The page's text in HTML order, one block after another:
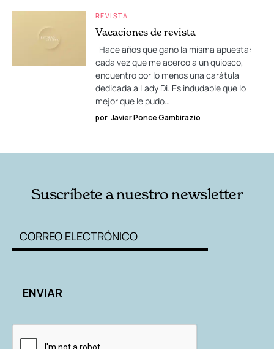
REVISTA
Vacaciones de revista
Hace años que gano la misma apuesta:
cada vez que me acerco a un quiosco,
encuentro por lo menos una carátula
dedicada a Lady Di. Es indudable que lo
mejor que le pudo…
por Javier Ponce Gambirazio
Suscríbete a nuestro newsletter